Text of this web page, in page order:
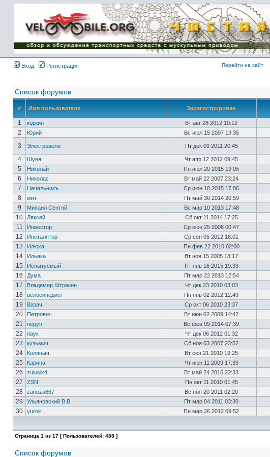
Имя пользователя:
Пароль:
{ LOG_ME_IN_SHORT
}
Вход Регистрация Перейти на сайт
Список форумов
# Имя пользователя Зарегистрирован
1 юджин Вт авг 28 2012 10:12
2
Юрий Вс июл 15 2007 19:35
3
Электровело Пт дек 09 2011 20:45
4
Шуня Чт апр 12 2012 09:45
5
Николай Пн июл 20 2015 19:05
6
Николас Вт май 22 2007 23:24
7
Начальникъ Ср июн 10 2015 17:06
8
мит Пт май 30 2014 20:59
9
Михаил Сентяй Вс мар 10 2013 17:48
10
Ляксей Сб окт 11 2014 17:25
11
Инвестор Ср июн 25 2008 00:47
12
Инсталятор Ср сен 05 2012 16:01
13
Илюха Пн фев 22 2010 02:00
14
Ильяка Вт ноя 15 2005 18:17
15
Испытуемый Пт янв 16 2015 19:33
16
Дума Пт мар 22 2013 12:54
17
Владимир Штракин Чт дек 23 2010 03:03
18
велосипедист Пн янв 02 2012 12:49
19
Вазач Ср окт 06 2010 23:37
20
Петрович Вт июн 02 2009 14:42
21
перун Вс фев 09 2014 07:39
22
паук Чт дек 06 2012 01:32
23
кузьмич Сб ноя 03 2007 23:52
24
Коляныч Вт сен 21 2010 19:25
25
Карина Чт июн 11 2009 17:39
26
zulusik4 Вт май 24 2016 22:33
27
ZSN Пн окт 11 2010 01:45
28
zanoza867 Вс ноя 20 2011 02:20
29
Ульяновский В.В. Пт мар 04 2011 03:30
30
yurok Пн мар 26 2012 09:52
Страница 1 из 17 [ Пользователей: 488 ]
Список форумов